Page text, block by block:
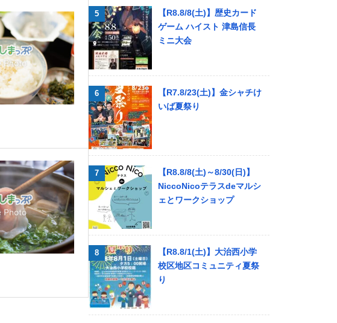
【R8.8/8(土)】歴史カード
ゲーム ハイスト 津島信長
ミニ大会
【R7.8/23(土)】金シャチけ
いば夏祭り
【R8.8/8(土)～8/30(日)】
NiccoNicoテラスdeマルシ
ェとワークショップ
【R8.8/1(土)】大治西小学
校区地区コミュニティ夏祭
り